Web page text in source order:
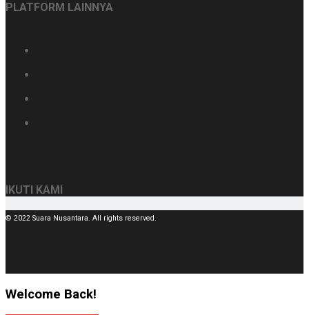
PLATFORM LAINNYA
IKUTI KAMI
© 2022 Suara Nusantara. All rights reserved.
Welcome Back!